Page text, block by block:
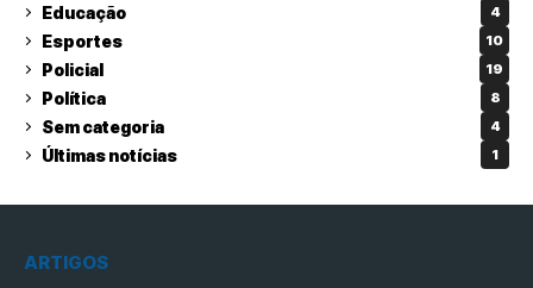
Educação 4
Esportes 10
Policial 19
Política 8
Sem categoria 4
Últimas notícias 1
ARTIGOS